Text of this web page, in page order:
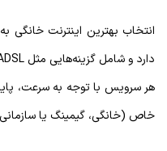
انتخاب بهترین اینترنت خانگی
دارد و شامل گزینه‌هایی مثل ADSL، فیبر نوری، TD-LTE و وایرلس می‌شود.
هر سرویس با توجه به سرعت،
خاص (خانگی، گیمینگ یا